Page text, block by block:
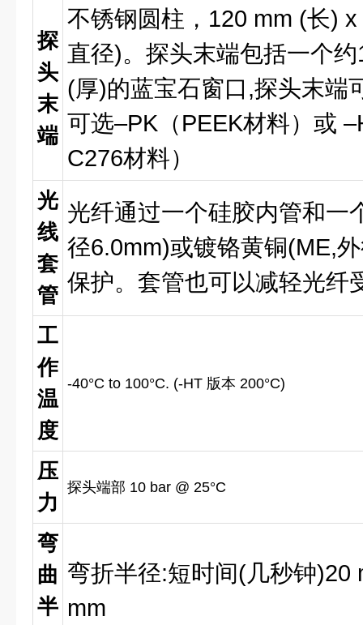
探
头
末
端
不锈钢圆柱， 120 mm (长) x
直径)。探头末端包括一个约
(厚)的蓝宝石窗口 ,探头末端
可选–PK （PEEK材料）或
C276材料）
光
线
套
管
光纤通过一个硅胶内管和一
径6.0mm)或镀铬黄铜(ME,
保护。套管也可以减轻光纤
工
作
温
度
-40°C to 100°C. (-HT 版本 200°C)
压
力
探头端部 10 bar @ 25°C
弯
曲
半
弯折半径:短时间(几秒钟)20
mm